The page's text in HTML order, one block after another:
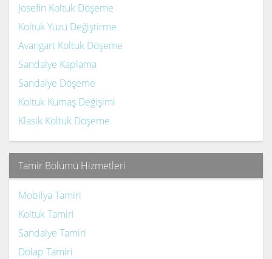
Josefin Koltuk Döşeme
Koltuk Yüzü Değiştirme
Avangart Koltuk Döşeme
Sandalye Kaplama
Sandalye Döşeme
Koltuk Kumaş Değişimi
Klasik Koltuk Döşeme
Tamir Bölümü Hizmetleri
Mobilya Tamiri
Koltuk Tamiri
Sandalye Tamiri
Dolap Tamiri